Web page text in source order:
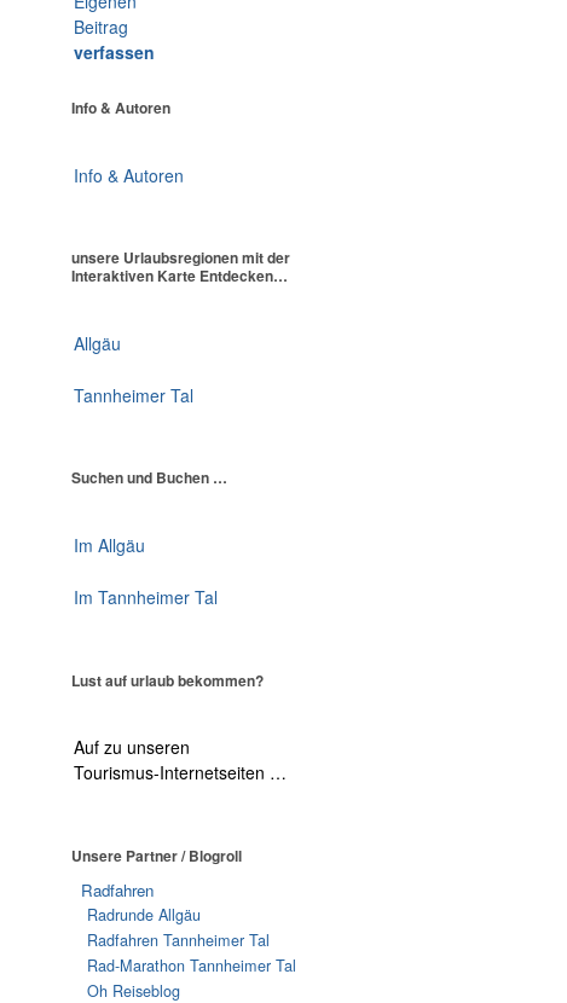
Beitrag
verfassen
Info & Autoren
Info & Autoren
unsere Urlaubsregionen mit der
Interaktiven Karte Entdecken…
Allgäu
Tannheimer Tal
Suchen und Buchen …
Im Allgäu
Im Tannheimer Tal
Lust auf urlaub bekommen?
Auf zu unseren
Tourismus-Internetseiten …
Unsere Partner / Blogroll
Radfahren
Radrunde Allgäu
Radfahren Tannheimer Tal
Rad-Marathon Tannheimer Tal
Oh Reiseblog